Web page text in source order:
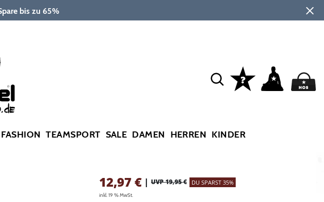
bis zu 65%
FASHION TEAMSPORT SALE DAMEN HERREN KINDER
12,97€ | UVP 19,95 € DU SPARST 35%
inkl. 19 % MwSt.